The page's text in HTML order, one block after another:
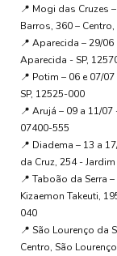
📍 Mogi das Cruzes
Barros, 360 –
📍 Aparecida – 29/06
Aparecida - SP,
📍 Potim – 06 e 07/
SP, 12525-000
📍 Arujá – 09 a 11/07
07400-555
📍 Diadema – 13 a
da Cruz, 254 -
📍 Taboão da Serra
Kizaemon Takeuti,
040
📍 São Lourenço da
Centro, São